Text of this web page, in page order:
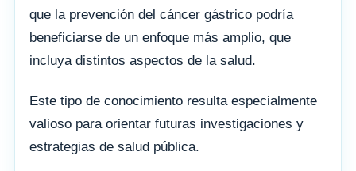
que la prevención del cáncer gástrico podría
beneficiarse de un enfoque más amplio, que
incluya distintos aspectos de la salud.
Este tipo de conocimiento resulta especialmente
valioso para orientar futuras investigaciones y
estrategias de salud pública.